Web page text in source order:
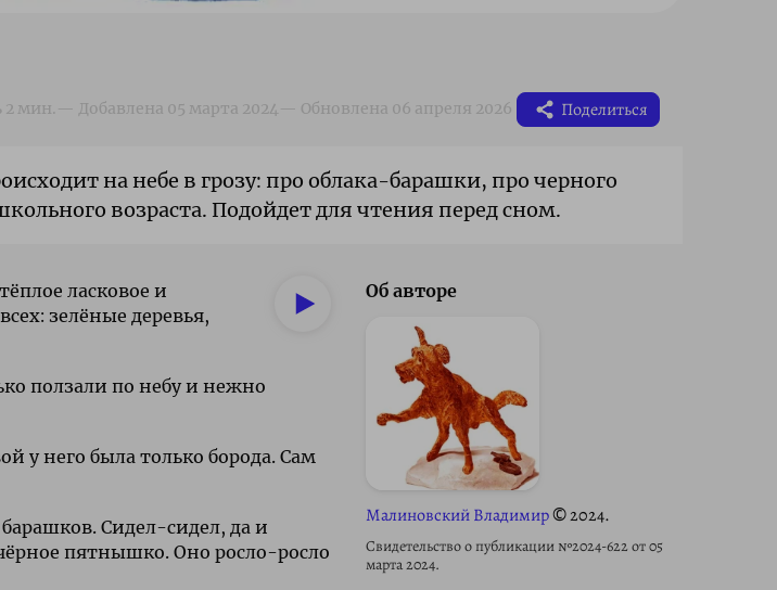
Поделиться
на небе в грозу: про облака-барашки, про черного
возраста. Подойдет для чтения перед сном.
ласковое и
зелёные деревья,
ползали по небу и нежно
у него была только борода. Сам
Сидел-сидел, да и
пятнышко. Оно росло-росло
Об авторе
Малиновский Владимир© 2024.
Свидетельство о публикации №2024-622 от 05
марта 2024.